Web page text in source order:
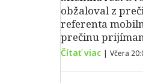
obžaloval z
referenta
prečinu
Čítať viac | Včera